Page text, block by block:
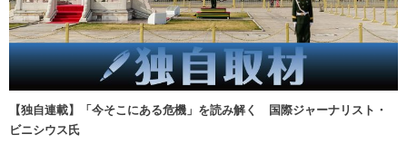
【独自連載】「今そこにある危機」を読み解く 国際ジャーナリスト・
ビニシウス氏